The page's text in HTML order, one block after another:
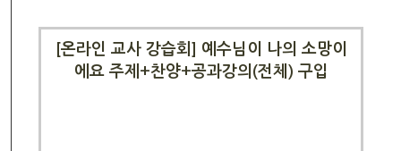
[온라인 교사 강습회] 예수님이 나의 소망이
에요 주제+찬양+공과강의(전체) 구입